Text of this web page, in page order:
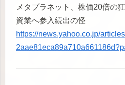
メタプラネット、株価20倍の
資業へ参入続出の怪
https://news.yahoo.co.jp/